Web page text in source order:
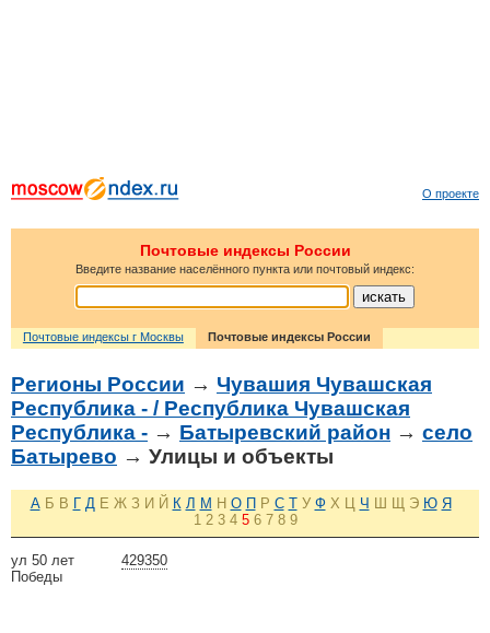
О проекте
Почтовые индексы России
Введите название населённого пункта или почтовый индекс:
Почтовые индексы г Москвы Почтовые индексы России
Регионы России → Чувашия Чувашская
Республика - / Республика Чувашская
Республика - → Батыревский район → село
Батырево → Улицы и объекты
А Б В Г Д Е Ж З И Й К Л М Н О П Р С Т У Ф Х Ц Ч Ш Щ Э Ю Я
1 2 3 4 5 6 7 8 9
429350
ул 50 лет
Победы